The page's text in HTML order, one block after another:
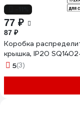
77 ₽
87 ₽
Коробка
крышка, IP20
5(3)